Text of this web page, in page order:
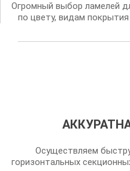
Огромный выбор ламелей
по цвету, видам
Осуществляем
горизонтальных